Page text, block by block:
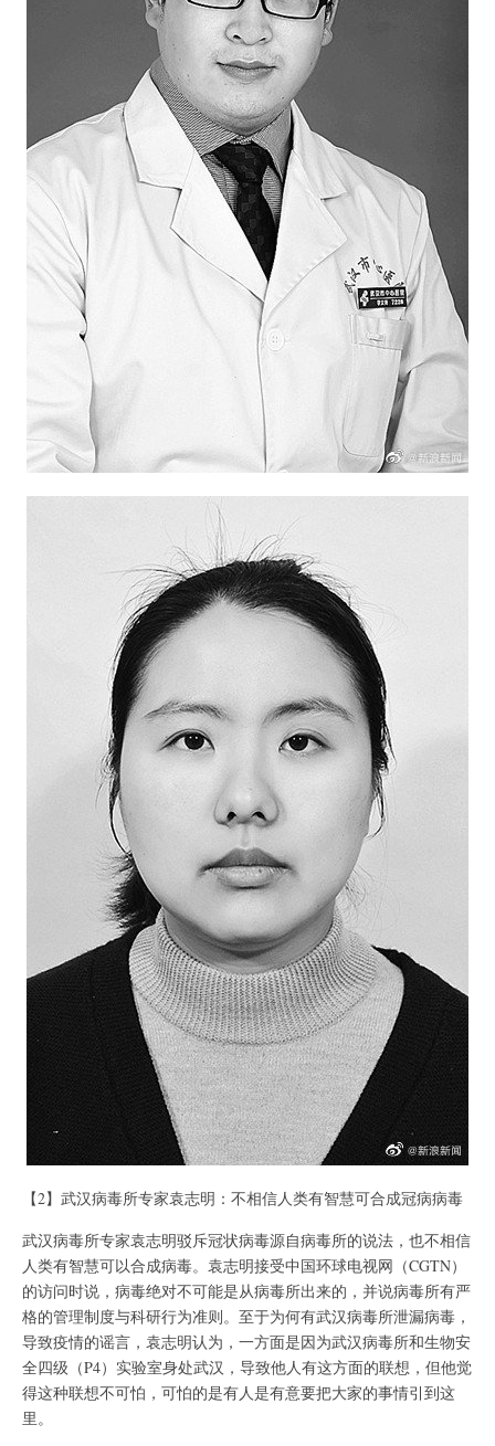
【2】武汉病毒所专家袁志明：不相信人类有智慧可合成冠病病毒
武汉病毒所专家袁志明驳斥冠状病毒源自病毒所的说法，也不相信
人类有智慧可以合成病毒。袁志明接受中国环球电视网（CGTN）
的访问时说，病毒绝对不可能是从病毒所出来的，并说病毒所有严
格的管理制度与科研行为准则。至于为何有武汉病毒所泄漏病毒，
导致疫情的谣言，袁志明认为，一方面是因为武汉病毒所和生物安
全四级（P4）实验室身处武汉，导致他人有这方面的联想，但他觉
得这种联想不可怕，可怕的是有人是有意要把大家的事情引到这
里。